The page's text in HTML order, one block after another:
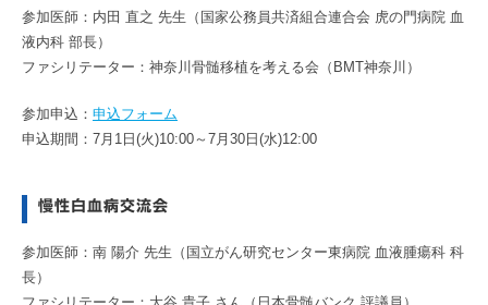
参加医師：内田 直之 先生（国家公務員共済組合連合会 虎の門病院 血
液内科 部長）
ファシリテーター：神奈川骨髄移植を考える会（BMT神奈川）
参加申込： 申込フォーム
申込期間：7月1日(火)10:00～7月30日(水)12:00
慢性白血病交流会
参加医師：南 陽介 先生（国立がん研究センター東病院 血液腫瘍科 科
長）